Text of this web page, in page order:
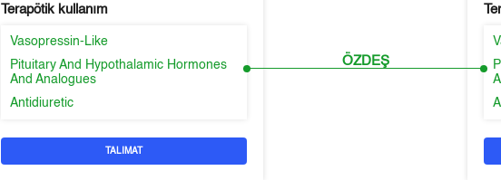
Terapötik kullanım
Vasopressin-Like
Pituitary And Hypothalamic Hormones
And Analogues
Antidiuretic
TALIMAT
ÖZDEŞ